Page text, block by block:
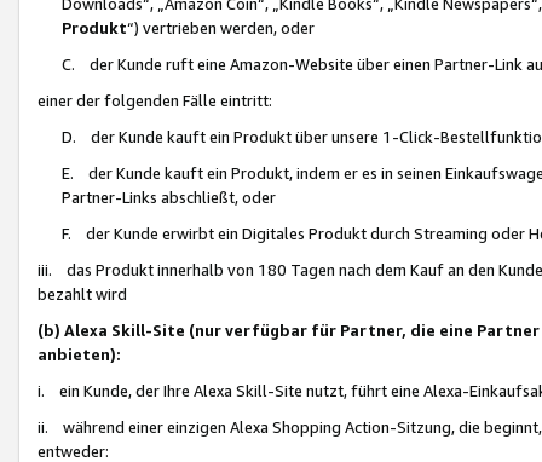
Produkt“) vertrieben werden, oder
C. der Kunde ruft eine Amazon-Website über einen Partner-Link
einer der folgenden Fälle eintritt:
D. der Kunde kauft ein Produkt über unsere 1-Click-
E. der Kunde kauft ein Produkt, indem er es in seinen
Partner-Links abschließt, oder
F. der Kunde erwirbt ein Digitales Produkt durch Streaming oder
iii. das Produkt innerhalb von 180 Tagen nach dem Kauf an den
bezahlt wird
(b) Alexa Skill-Site (nur verfügbar für Partner, die eine
anbieten):
i. ein Kunde, der Ihre Alexa Skill-Site nutzt, führt eine Alexa-
ii. während einer einzigen Alexa Shopping Action-Sitzung, die
entweder: